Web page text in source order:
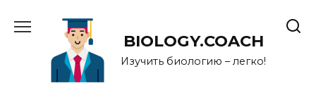
содержанию
BIOLOGY.COACH
Изучить биологию – легко!